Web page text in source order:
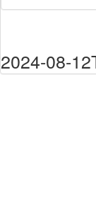
2024-08-